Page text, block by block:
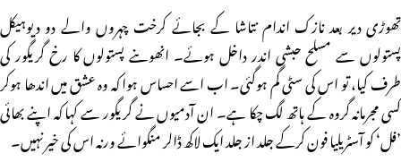
تھوڑی دیر بعد نازک اندام نتاشا کے بجائے کرخت چہروں والے دو دیوہیکل
پستولوں سے مسلح حبشی اندر داخل ہوئے۔ انھوںنے پستولوں کا رخ گریگور کی
طرف کیا، تو اس کی سٹی گم ہوگئی۔ اب اسے احساس ہوا کہ وہ عشق میں اندھا ہوکر
کسی مجرمانہ گروہ کے ہاتھ لگ چکا ہے۔ ان آدمیوں نے گریگور سے کہا کہ اپنے بھائی
’فل‘ کو آسٹریلیا فون کرکے جلد از جلد ایک لاکھ ڈالر منگوائے ورنہ اس کی خیر نہیں۔